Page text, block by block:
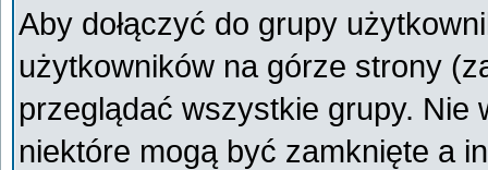
Aby dołączyć do grupy
użytkowników na górze strony
przeglądać wszystkie grupy.
niektóre mogą być zamknięte a